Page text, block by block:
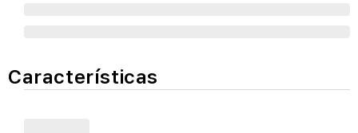
Características